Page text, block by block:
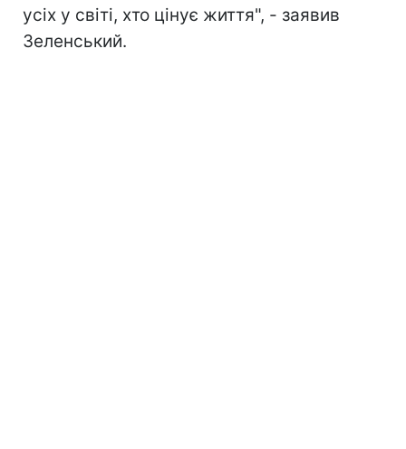
усіх у світі, хто цінує життя", - заявив
Зеленський.